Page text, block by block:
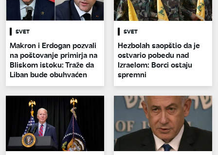
SVET
Makron i Erdogan pozvali
na poštovanje primirja na
Bliskom istoku: Traže da
Liban bude obuhvaćen
SVET
Hezbolah saopštio da je
ostvario pobedu nad
Izraelom: Borci ostaju
spremni